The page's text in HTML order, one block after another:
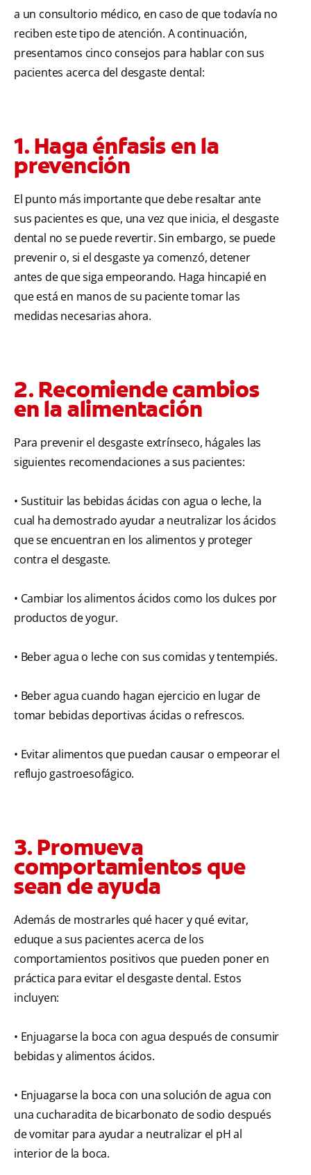
a un consultorio médico, en caso de que todavía no
reciben este tipo de atención. A continuación,
presentamos cinco consejos para hablar con sus
pacientes acerca del desgaste dental:
1. Haga énfasis en la
prevención
El punto más importante que debe resaltar ante
sus pacientes es que, una vez que inicia, el desgaste
dental no se puede revertir. Sin embargo, se puede
prevenir o, si el desgaste ya comenzó, detener
antes de que siga empeorando. Haga hincapié en
que está en manos de su paciente tomar las
medidas necesarias ahora.
2. Recomiende cambios
en la alimentación
Para prevenir el desgaste extrínseco, hágales las
siguientes recomendaciones a sus pacientes:
• Sustituir las bebidas ácidas con agua o leche, la
cual ha demostrado ayudar a neutralizar los ácidos
que se encuentran en los alimentos y proteger
contra el desgaste.
• Cambiar los alimentos ácidos como los dulces por
productos de yogur.
• Beber agua o leche con sus comidas y tentempiés.
• Beber agua cuando hagan ejercicio en lugar de
tomar bebidas deportivas ácidas o refrescos.
• Evitar alimentos que puedan causar o empeorar el
reflujo gastroesofágico.
3. Promueva
comportamientos que
sean de ayuda
Además de mostrarles qué hacer y qué evitar,
eduque a sus pacientes acerca de los
comportamientos positivos que pueden poner en
práctica para evitar el desgaste dental. Estos
incluyen:
• Enjuagarse la boca con agua después de consumir
bebidas y alimentos ácidos.
• Enjuagarse la boca con una solución de agua con
una cucharadita de bicarbonato de sodio después
de vomitar para ayudar a neutralizar el pH al
interior de la boca.